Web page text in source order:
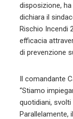
disposizione,
dichiara il
Rischio Incendi
efficacia
di prevenzione
Il comandante
“Stiamo
quotidiani,
Parallelamente,